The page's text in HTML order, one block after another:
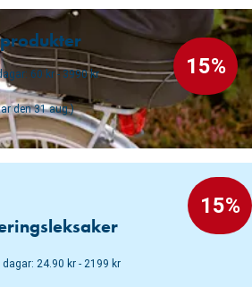
15%
60 kr - 3990 kr
den 31 aug.)
15%
24.90 kr - 2199 kr